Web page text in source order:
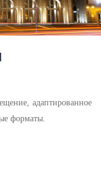
адаптированное
форматы.